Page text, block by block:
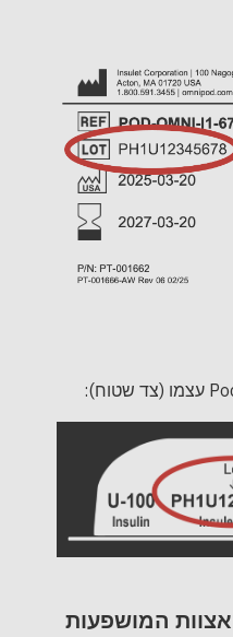
המושפעות